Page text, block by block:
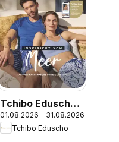
Tchibo Eduscho -
Katalog August
2026
01.08.2026 - 31.08.2026
Tchibo Eduscho